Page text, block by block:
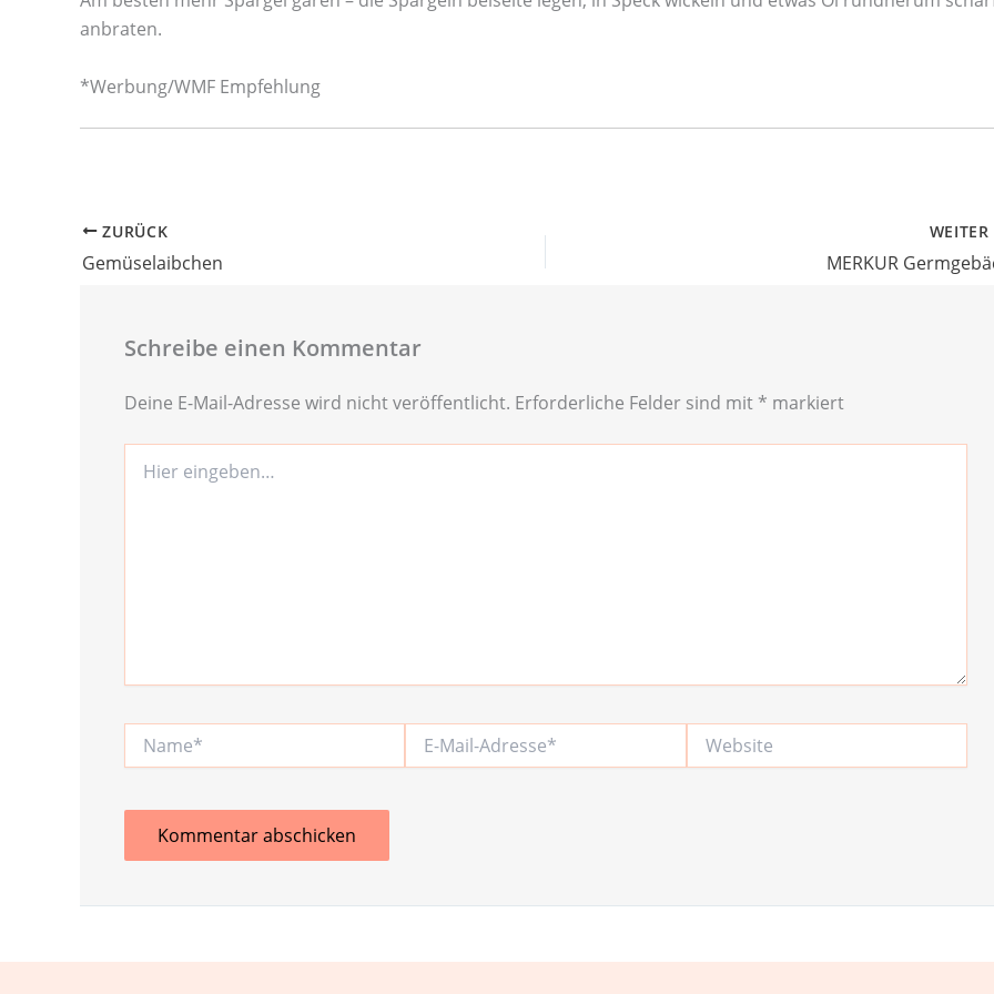
anbraten.
*Werbung/WMF Empfehlung
ZURÜCK
Gemüselaibchen
WEITER
MERKUR
Schreibe einen Kommentar
Deine E-Mail-Adresse wird nicht veröffentlicht. Erforderliche Felder sind mit * markiert
eingeben…
Mail-
Website